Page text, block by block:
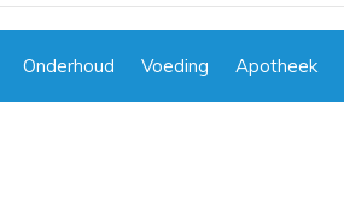
Onderhoud Voeding Apotheek